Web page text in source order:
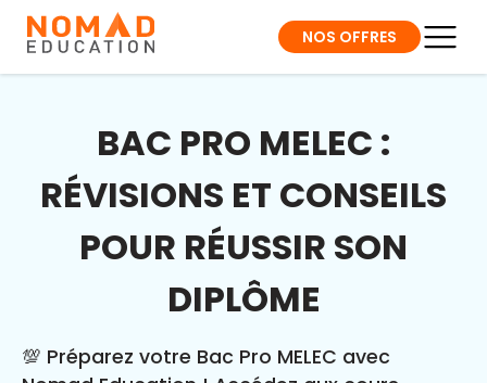
NOS OFFRES
BAC PRO MELEC :
RÉVISIONS ET CONSEILS
POUR RÉUSSIR SON
DIPLÔME
💯 Préparez votre Bac Pro MELEC avec